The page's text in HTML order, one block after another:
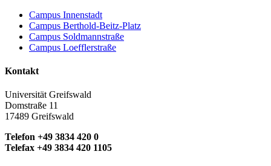
Campus Innenstadt
Campus Berthold-Beitz-Platz
Campus Soldmannstraße
Campus Loefflerstraße
Kontakt
Universität Greifswald
Domstraße 11
17489 Greifswald
Telefon +49 3834 420 0
Telefax +49 3834 420 1105